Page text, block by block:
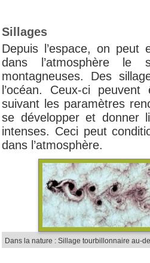
Sillages
Depuis l’espace, on peut
dans l’atmosphère le
montagneuses. Des
l’océan. Ceux-ci
suivant les paramètres
se développer et donner
intenses. Ceci peut
dans l’atmosphère.
Dans la nature : Sillage tourbillonnaire au-